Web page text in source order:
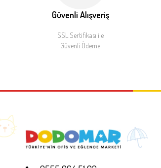
Güvenli Alışveriş
SSL Sertifikası ile
Güvenli Ödeme